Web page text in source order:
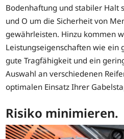
Bodenhaftung und stabiler Halt
und O um die Sicherheit von
gewährleisten. Hinzu kommen
Leistungseigenschaften wie ein
gute Tragfähigkeit und ein
Auswahl an verschiedenen
optimalen Einsatz Ihrer
Risiko minimieren.